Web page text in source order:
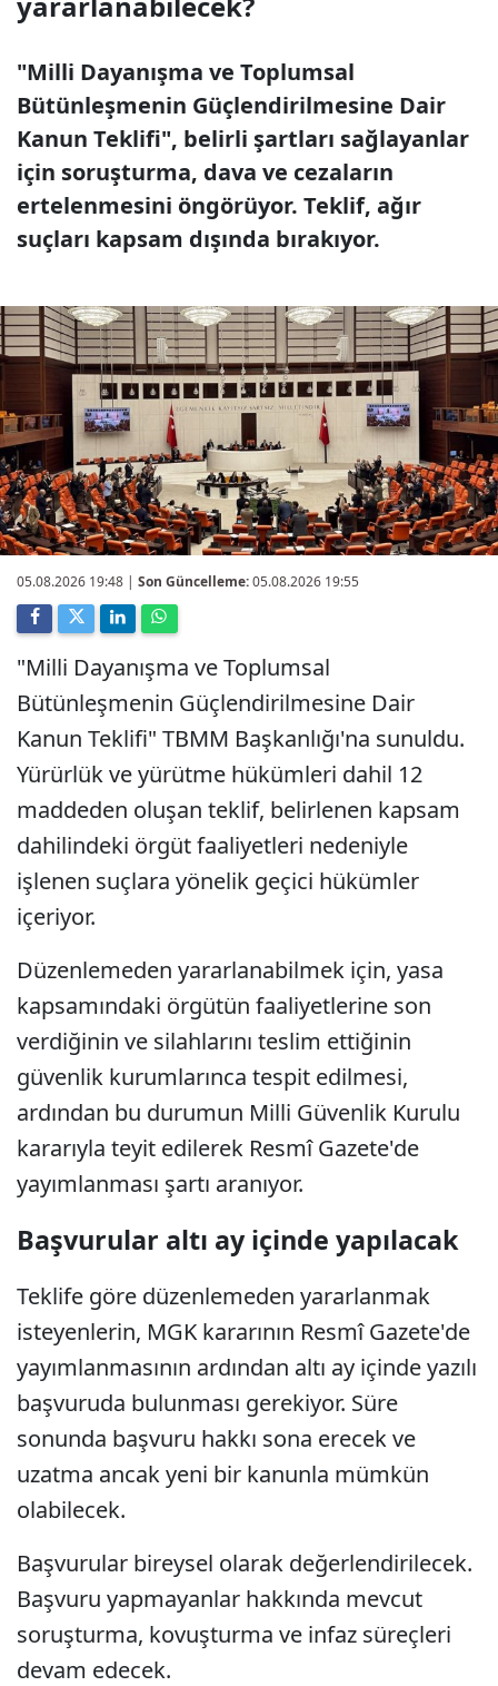
"Milli Dayanışma ve Toplumsal
Bütünleşmenin Güçlendirilmesine Dair
Kanun Teklifi", belirli şartları sağlayanlar
için soruşturma, dava ve cezaların
ertelenmesini öngörüyor. Teklif, ağır
suçları kapsam dışında bırakıyor.
05.08.2026 19:48 | Son Güncelleme:05.08.2026 19:55
"Milli Dayanışma ve Toplumsal
Bütünleşmenin Güçlendirilmesine Dair
Kanun Teklifi" TBMM Başkanlığı'na sunuldu.
Yürürlük ve yürütme hükümleri dahil 12
maddeden oluşan teklif, belirlenen kapsam
dahilindeki örgüt faaliyetleri nedeniyle
işlenen suçlara yönelik geçici hükümler
içeriyor.
Düzenlemeden yararlanabilmek için, yasa
kapsamındaki örgütün faaliyetlerine son
verdiğinin ve silahlarını teslim ettiğinin
güvenlik kurumlarınca tespit edilmesi,
ardından bu durumun Milli Güvenlik Kurulu
kararıyla teyit edilerek Resmî Gazete'de
yayımlanması şartı aranıyor.
Başvurular altı ay içinde yapılacak
Teklife göre düzenlemeden yararlanmak
isteyenlerin, MGK kararının Resmî Gazete'de
yayımlanmasının ardından altı ay içinde yazılı
başvuruda bulunması gerekiyor. Süre
sonunda başvuru hakkı sona erecek ve
uzatma ancak yeni bir kanunla mümkün
olabilecek.
Başvurular bireysel olarak değerlendirilecek.
Başvuru yapmayanlar hakkında mevcut
soruşturma, kovuşturma ve infaz süreçleri
devam edecek.